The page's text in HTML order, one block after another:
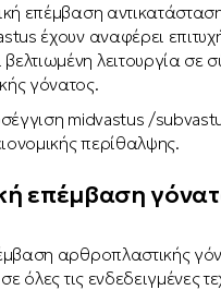
επέμβαση
έχουν αναφέρει
λειτουργία σε
γόνατος.
midvastus /
περίθαλψης.
επέμβαση
αρθροπλαστικής
όλες τις ενδεδειγμένες